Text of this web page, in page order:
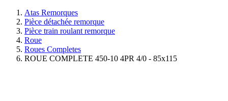
Atas Remorques
Pièce détachée remorque
Pièce train roulant remorque
Roue
Roues Completes
ROUE COMPLETE 450-10 4PR 4/0 - 85x115